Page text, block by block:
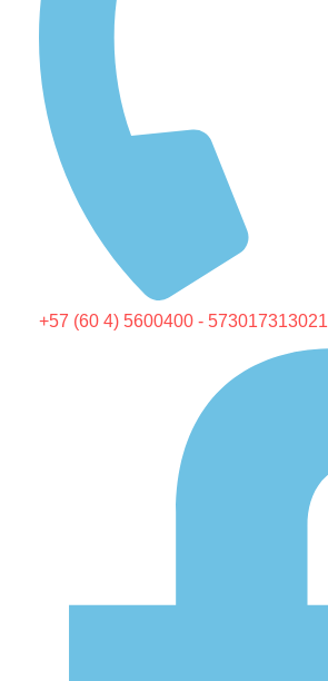
+57 (60 4) 5600400 - 573017313021